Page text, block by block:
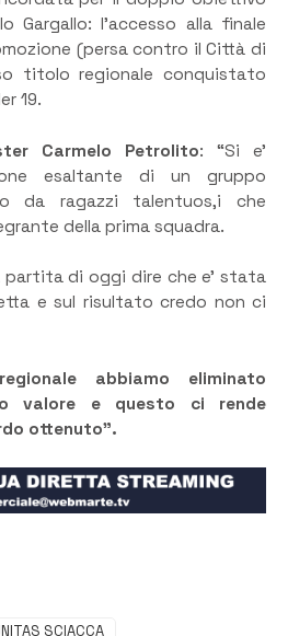
Gargallo: l’accesso alla finale
(persa contro il Città di
titolo regionale conquistato
19.
Carmelo Petrolito: “Si e’
esaltante di un gruppo
da ragazzi talentuos,i che
della prima squadra.
partita di oggi dire che e’ stata
e sul risultato credo non ci
abbiamo eliminato
valore e questo ci rende
ottenuto”.
SCIACCA